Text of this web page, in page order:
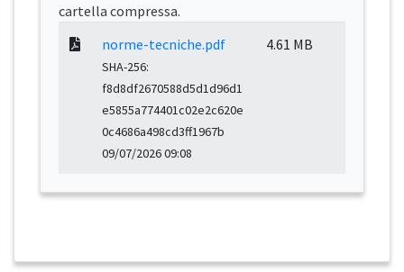
cartella compressa.
norme-tecniche.pdf
SHA-256:
f8d8df2670588d5d1d96d1
e5855a774401c02e2c620e
0c4686a498cd3ff1967b
09/07/2026 09:08
4.61 MB